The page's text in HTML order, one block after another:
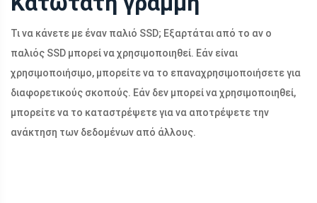
Τι να κάνετε με έναν παλιό SSD; Εξαρτάται από το αν ο
παλιός SSD μπορεί να χρησιμοποιηθεί. Εάν είναι
χρησιμοποιήσιμο, μπορείτε να το επαναχρησιμοποιήσετε για
διαφορετικούς σκοπούς. Εάν δεν μπορεί να χρησιμοποιηθεί,
μπορείτε να το καταστρέψετε για να αποτρέψετε την
ανάκτηση των δεδομένων από άλλους.